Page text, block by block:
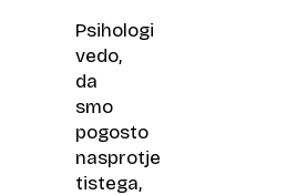
Psihologi
vedo,
da
smo
pogosto
nasprotje
tistega,